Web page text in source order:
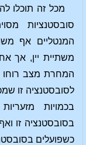
מכל זה תוכלו
סובסטנציות
המנטליים אף
משתיית יין, אך
המחרת מצב רוחו
לסובסטנציה זו
בכמויות
בסובסטנציה זו
כשפועלים